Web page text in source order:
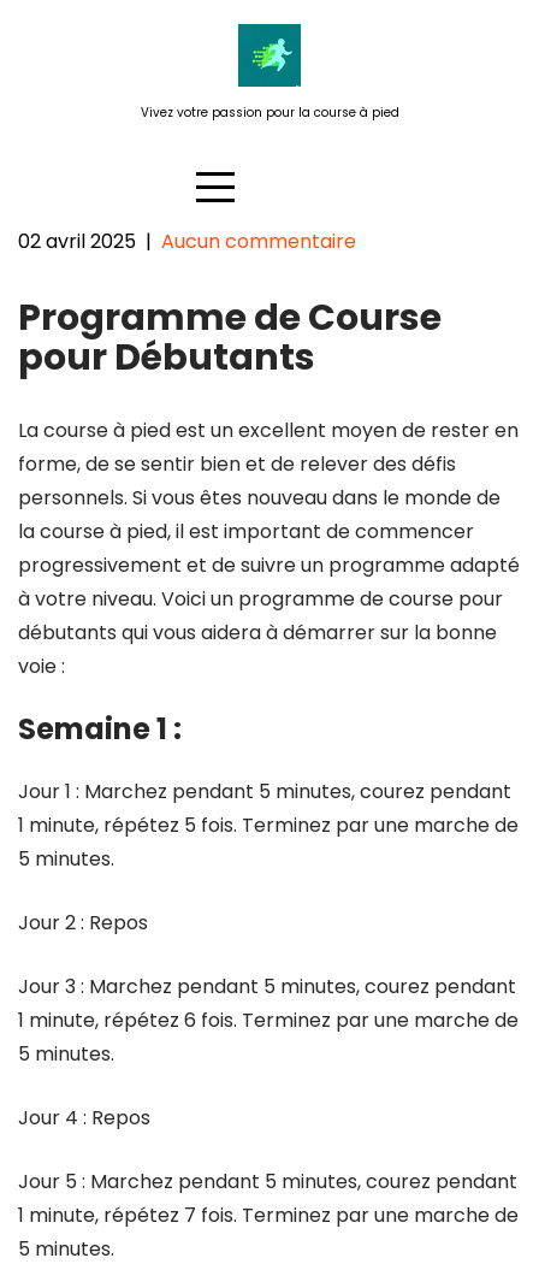
Vivez votre passion pour la course à pied
Débutants : Démarrez Votre
Aventure Running !
02 avril 2025 | Aucun commentaire
Programme de Course
pour Débutants
La course à pied est un excellent moyen de rester en
forme, de se sentir bien et de relever des défis
personnels. Si vous êtes nouveau dans le monde de
la course à pied, il est important de commencer
progressivement et de suivre un programme adapté
à votre niveau. Voici un programme de course pour
débutants qui vous aidera à démarrer sur la bonne
voie :
Semaine 1 :
Jour 1 : Marchez pendant 5 minutes, courez pendant
1 minute, répétez 5 fois. Terminez par une marche de
5 minutes.
Jour 2 : Repos
Jour 3 : Marchez pendant 5 minutes, courez pendant
1 minute, répétez 6 fois. Terminez par une marche de
5 minutes.
Jour 4 : Repos
Jour 5 : Marchez pendant 5 minutes, courez pendant
1 minute, répétez 7 fois. Terminez par une marche de
5 minutes.